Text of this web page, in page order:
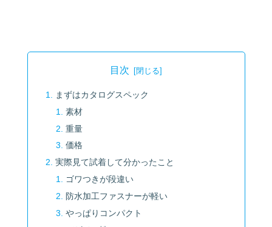
目次
まずはカタログスペック
素材
重量
価格
実際見て試着して分かったこと
ゴワつきが段違い
防水加工ファスナーが軽い
やっぱりコンパクト